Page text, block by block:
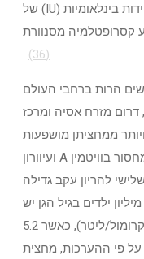
. נדרשת מתן מיידי של 200,000 יחידות בינלאומיות (IU) של
(36)
.
יש כ-19.1 מיליון נשים הרות ברחבי העולם
מזרח אסיה ומרכז
אמריקה) עם מחסור בוויטמין A ויותר ממחציתן מושפעות
. השכיחות של מחסור בוויטמין A ועיוורון
להריון עקב גדילה
מואצת של העובר. כמו כן, לכ-190 מיליון ילדים בגיל הגן יש
(<0.70 מיקרומול/ליטר), כאשר 5.2
על פי ההערכות, מחצית